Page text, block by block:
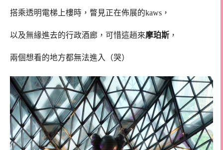
搭乘透明電梯上樓時，瞥見正在佈展的kaws，
以及無緣進去的行政酒廊，可惜這趟來摩珀斯 ，
兩個想看的地方都無法進入（哭）